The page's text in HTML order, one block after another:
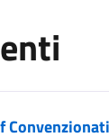
Convenzionati